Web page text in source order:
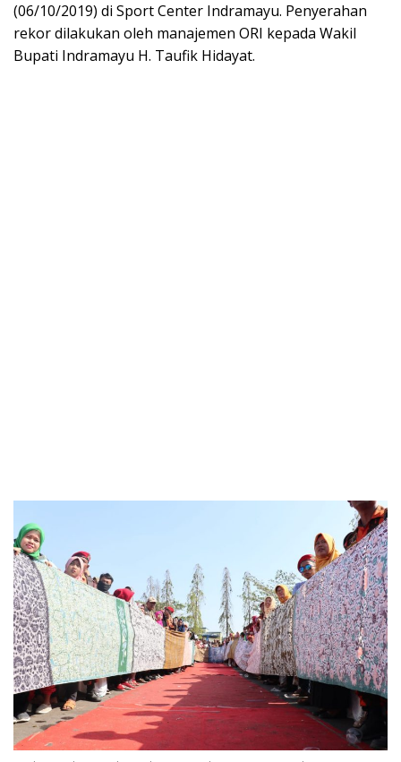
(06/10/2019) di Sport Center Indramayu. Penyerahan
rekor dilakukan oleh manajemen ORI kepada Wakil
Bupati Indramayu H. Taufik Hidayat.